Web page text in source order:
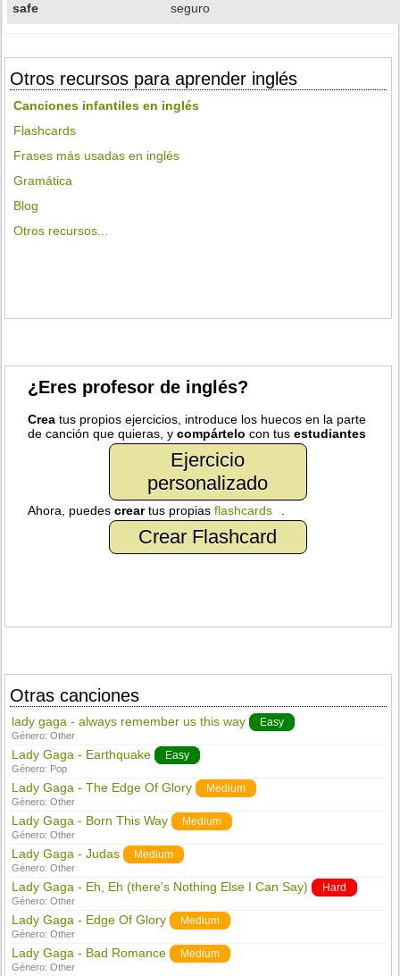
safe seguro
Otros recursos para aprender inglés
Canciones infantiles en inglés
Flashcards
Frases más usadas en inglés
Gramática
Blog
Otros recursos...
¿Eres profesor de inglés?
Crea tus propios ejercicios, introduce los huecos en la parte
de canción que quieras, ycompártelo con tusestudiantes
Ejercicio
personalizado
Ahora, puedescreartus propiasflashcards
Crear Flashcard
Otras canciones
lady gaga - always remember us this way Easy
Género:Other
Lady Gaga - Earthquake Easy
Género: Pop
Lady Gaga - The Edge Of Glory Medium
Género:Other
Lady Gaga - Born This Way Medium
Género:Other
Lady Gaga - Judas Medium
Género:Other
Lady Gaga - Eh, Eh (there's Nothing Else I Can Say) Hard
Género:Other
Lady Gaga - Edge Of Glory Medium
Género:Other
Lady Gaga - Bad Romance Medium
Género:Other